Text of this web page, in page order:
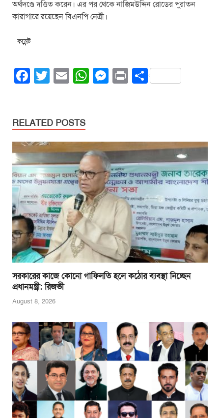
অর্থদণ্ডে দণ্ডিত করেন। এর পর থেকে নাজিমউদ্দিন রোডের পুরাতন
কারাগারে রয়েছেন বিএনপি নেত্রী।
কমেন্ট
F
e
b
o
o
k
T
er
E
W
A
p
p
M
n
g
er
Pr S
RELATED POSTS
সরকারের কাজে কোনো গাফিলতি হলে কঠোর ব্যবস্থা নিচ্ছেন
প্রধানমন্ত্রী: রিজভী
August 8, 2026